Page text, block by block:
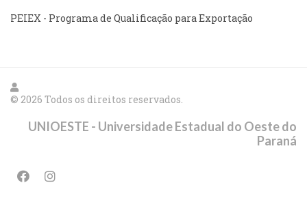
PEIEX - Programa de Qualificação para Exportação
© 2026 Todos os direitos reservados.
UNIOESTE - Universidade Estadual do Oeste do
Paraná